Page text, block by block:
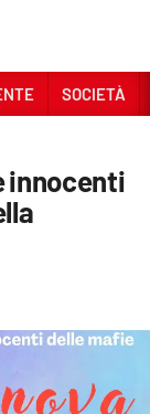
SOCIETÀ
innocenti